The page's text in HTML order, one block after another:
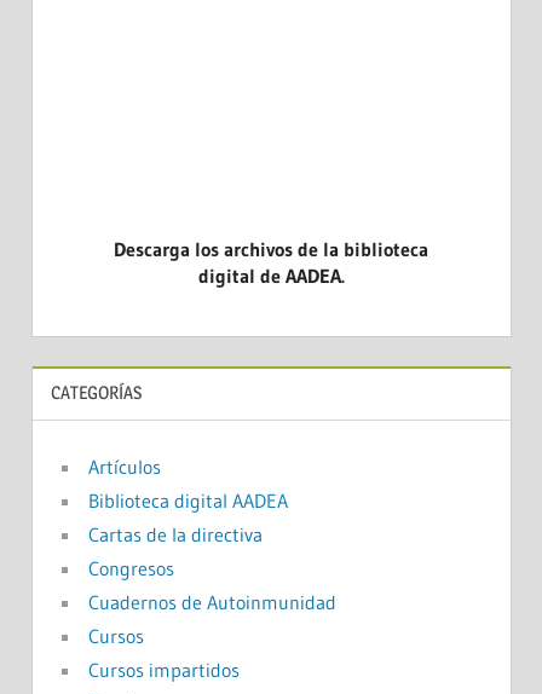
Descarga los archivos de la biblioteca
digital de AADEA.
CATEGORÍAS
Artículos
Biblioteca digital AADEA
Cartas de la directiva
Congresos
Cuadernos de Autoinmunidad
Cursos
Cursos impartidos